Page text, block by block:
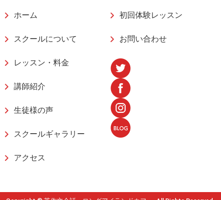
ホーム
スクールについて
レッスン・料金
講師紹介
生徒様の声
スクールギャラリー
アクセス
初回体験レッスン
お問い合わせ